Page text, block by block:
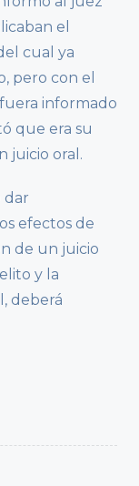
el
cual ya
pero con el
informado
que era su
juicio oral.
dar
efectos de
de un juicio
y la
deberá